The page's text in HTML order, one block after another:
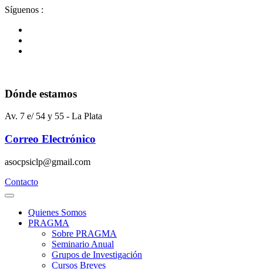
Ir
contenido
Síguenos :
Dónde estamos
Av. 7 e/ 54 y 55 - La Plata
Correo Electrónico
asocpsiclp@gmail.com
Contacto
Quienes Somos
PRAGMA
Sobre PRAGMA
Seminario Anual
Grupos de Investigación
Cursos Breves